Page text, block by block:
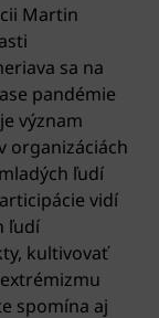
Martin
sa na
pandémie
význam
organizáciách
ľudí
vidí
ľudí
kultivovať
spomína aj